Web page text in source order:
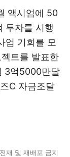
액시엄에 50
투자를 시행
업 기회를 모
트를 발표한
3억5000만달
C 자금조달
재 및 재배포 금지